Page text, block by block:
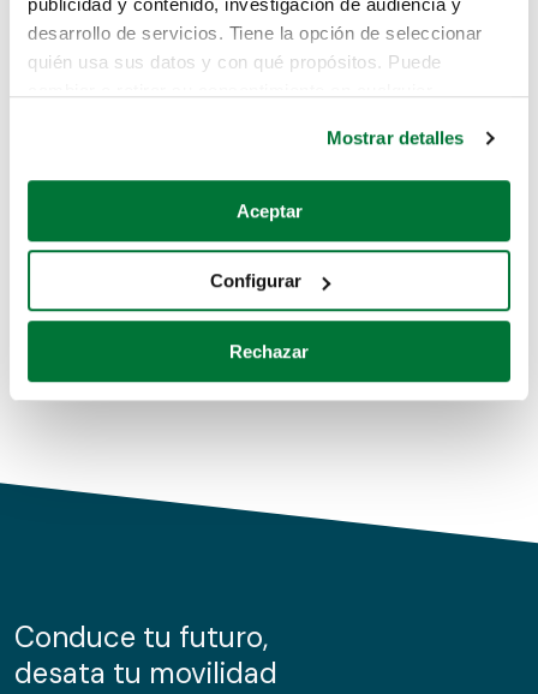
publicidad y contenido, investigación de audiencia y
desarrollo de servicios. Tiene la opción de seleccionar
quién usa sus datos y con qué propósitos. Puede
Si lo permite, también quisiéramos:
Recopilar información sobre su ubicación geográfica
Identificar su dispositivo analizándolo activamente
para buscar características específicas (huellas
Obtenga más información sobre cómo se procesan sus
de cookies.
información sobre el uso que haga del sitio web con
nuestros partners de redes sociales, publicidad y análisis
Mostrar detalles
Aceptar
Configurar
Rechazar
Pero puedes encontrar el coche que estás
buscando en alguno de estos enlaces:
Coches de segunda mano
Coches de km0
Conduce tu futuro,
desata tu movilidad